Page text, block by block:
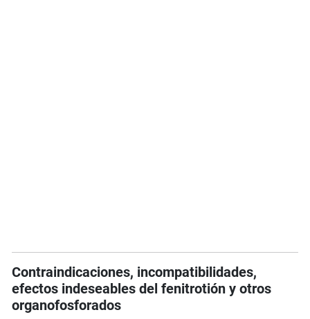
Contraindicaciones, incompatibilidades,
efectos indeseables del fenitrotión y otros
organofosforados